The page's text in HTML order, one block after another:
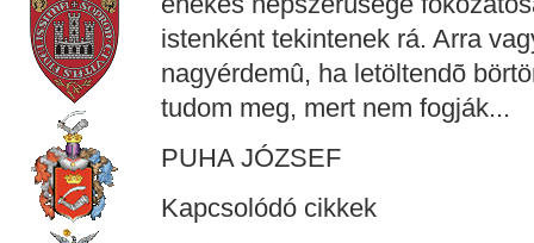
istenként tekintenek rá. Arra
nagyérdemû, ha letöltendõ
tudom meg, mert nem fogják...
PUHA JÓZSEF
Kapcsolódó cikkek